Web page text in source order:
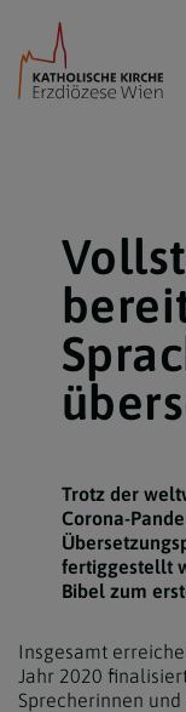
Trotz der
Corona-
fertiggestellt
Bibel zum
Insgesamt
Jahr 2020
Sprecherinnen